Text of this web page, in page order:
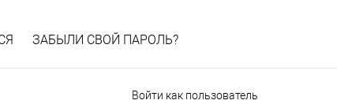
ЗАБЫЛИ СВОЙ ПАРОЛЬ?
Войти как пользователь